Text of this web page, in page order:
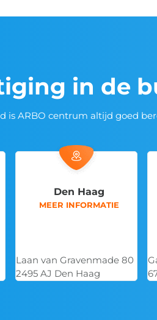
in de
is ARBO centrum altijd goed
Ede (hoofdkantoor)
MEER INFORMATIE
Galvanistraat 14-1
6716 AE Ede